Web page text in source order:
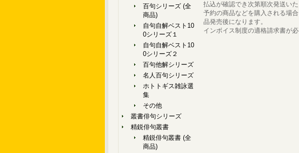
百句シリーズ (全
商品)
自句自解ベスト10
0シリーズ１
自句自解ベスト10
0シリーズ２
百句他解シリーズ
名人百句シリーズ
ホトトギス雑詠選
集
その他
叢書俳句シリーズ
精鋭俳句叢書
精鋭俳句叢書 (全
商品)
払込が確認でき次第順次発送い
予約の商品などを購入される場
品発売後になります。
インボイス制度の適格請求書が